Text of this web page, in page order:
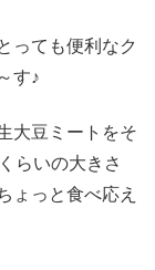
っても便利なク
す♪
大豆ミートをそ
らいの大きさ
ょっと食べ応え